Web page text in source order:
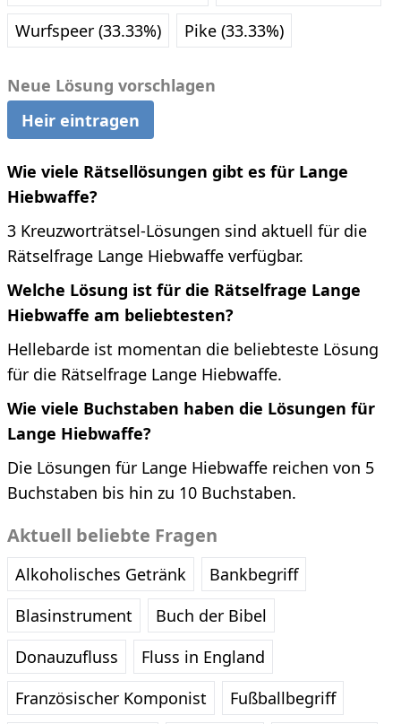
Wurfspeer (33.33%)
Pike (33.33%)
Neue Lösung vorschlagen
Heir eintragen
Wie viele Rätsellösungen gibt es für Lange
Hiebwaffe?
3 Kreuzworträtsel-Lösungen sind aktuell für die
Rätselfrage Lange Hiebwaffe verfügbar.
Welche Lösung ist für die Rätselfrage Lange
Hiebwaffe am beliebtesten?
Hellebarde ist momentan die beliebteste Lösung
für die Rätselfrage Lange Hiebwaffe.
Wie viele Buchstaben haben die Lösungen für
Lange Hiebwaffe?
Die Lösungen für Lange Hiebwaffe reichen von 5
Buchstaben bis hin zu 10 Buchstaben.
Aktuell beliebte Fragen
Alkoholisches Getränk
Bankbegriff
Blasinstrument
Buch der Bibel
Donauzufluss
Fluss in England
Französischer Komponist
Fußballbegriff